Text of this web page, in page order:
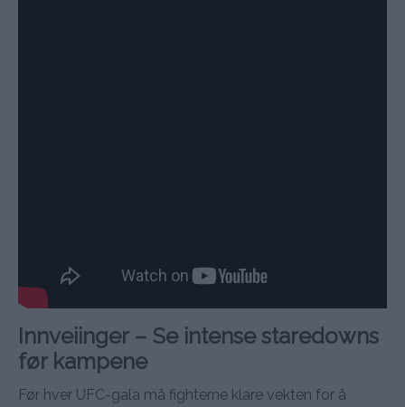
Innveiinger – Se intense staredowns
før kampene
Før hver UFC-gala må fighterne klare vekten for å